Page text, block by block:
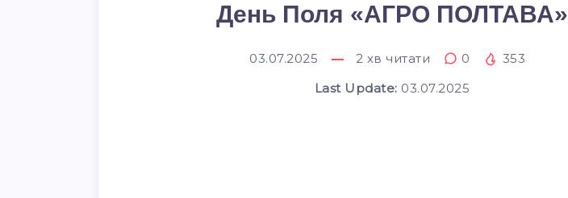
День Поля «АГРО ПОЛТАВА»
03.07.2025 2 хв читати 0
353
Last Update: 03.07.2025